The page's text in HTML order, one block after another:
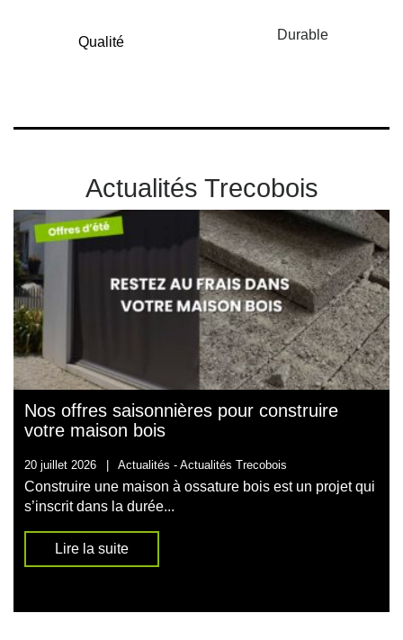
Qualité Durable
Actualités Trecobois
Nos offres saisonnières pour construire
votre maison bois
20 juillet 2026 | Actualités - Actualités Trecobois
Construire une maison à ossature bois est un projet qui
s’inscrit dans la durée...
Lire la suite